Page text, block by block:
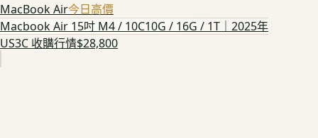
MacBook Air今日高價
Macbook Air 15吋 M4 / 10C10G / 16G / 1T｜2025年
US3C 收購行情$28,800